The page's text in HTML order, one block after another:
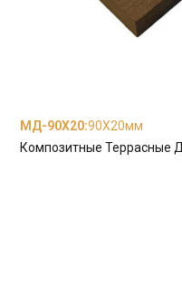
МД-90Х20:90X20мм
Композитные Террасные